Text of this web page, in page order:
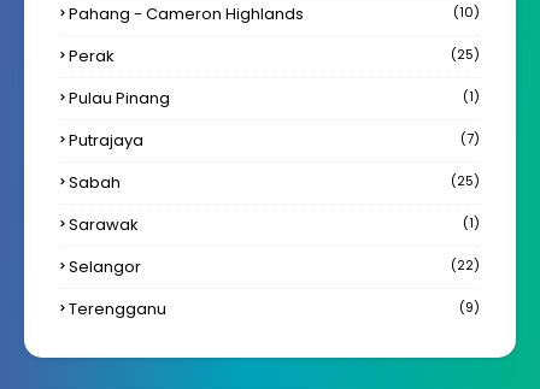
Pahang - Cameron Highlands (10)
Perak (25)
Pulau Pinang (1)
Putrajaya (7)
Sabah (25)
Sarawak (1)
Selangor (22)
Terengganu (9)